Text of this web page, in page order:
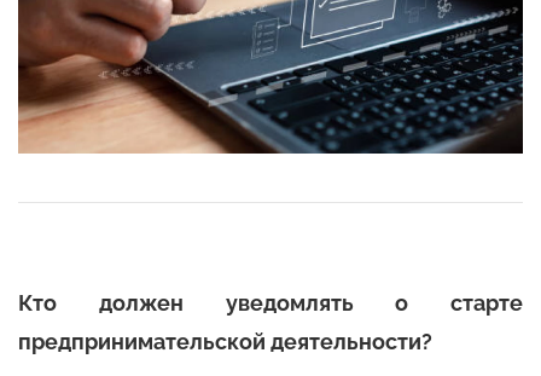
Кто должен уведомлять о старте
предпринимательской деятельности?